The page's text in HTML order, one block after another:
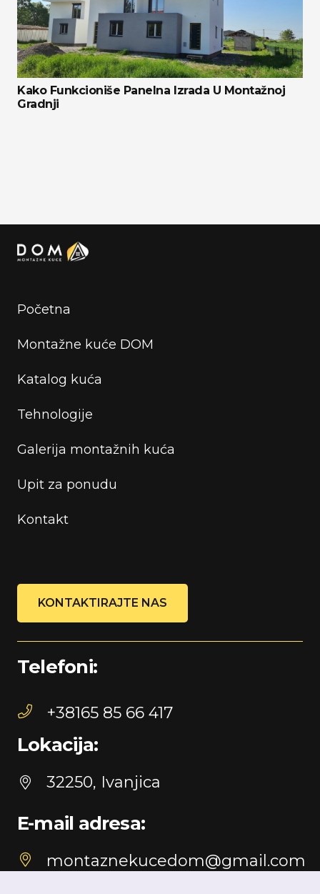
Kako Funkcioniše Panelna Izrada U Montažnoj
Gradnji
Početna
Montažne kuće DOM
Katalog kuća
Tehnologije
Galerija montažnih kuća
Upit za ponudu
Kontakt
KONTAKTIRAJTE NAS
Telefoni:
+38165 85 66 417
Lokacija:
32250, Ivanjica
E-mail adresa:
montaznekucedom@gmail.com